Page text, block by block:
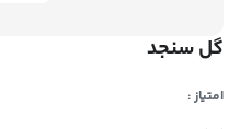
گل سنجد
امتیاز :